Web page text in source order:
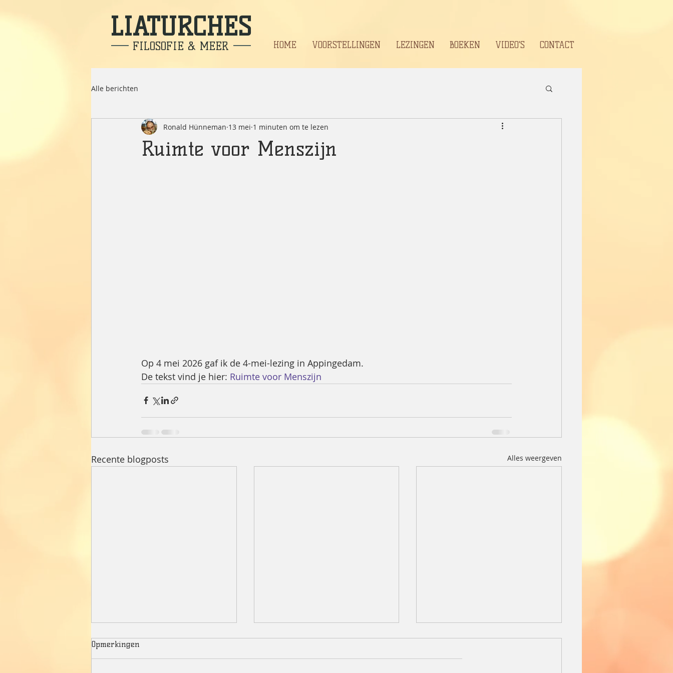
HOME VOORSTELLINGEN LEZINGEN BOEKEN VIDEO'S CONTACT
LIATURCHES
FILOSOFIE & MEER
Alle berichten
Ruimte voor Menszijn
Ronald Hünneman 13 mei 1 minuten om te lezen
Op 4 mei 2026 gaf ik de 4-mei-lezing in Appingedam.
De tekst vind je hier: Ruimte voor Menszijn
Recente blogposts Alles weergeven
Opmerkingen